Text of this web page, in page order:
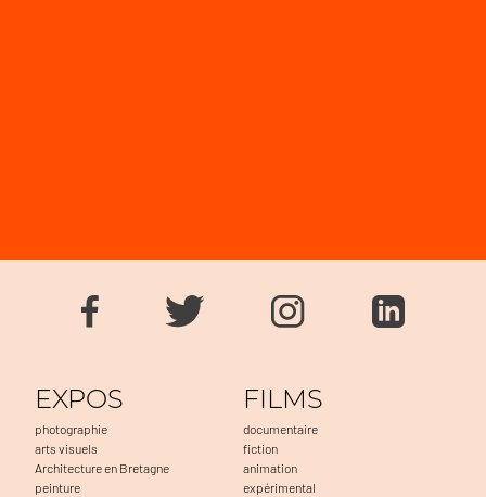
EXPOS
photographie
arts visuels
Architecture en Bretagne
peinture
FILMS
documentaire
fiction
animation
expérimental